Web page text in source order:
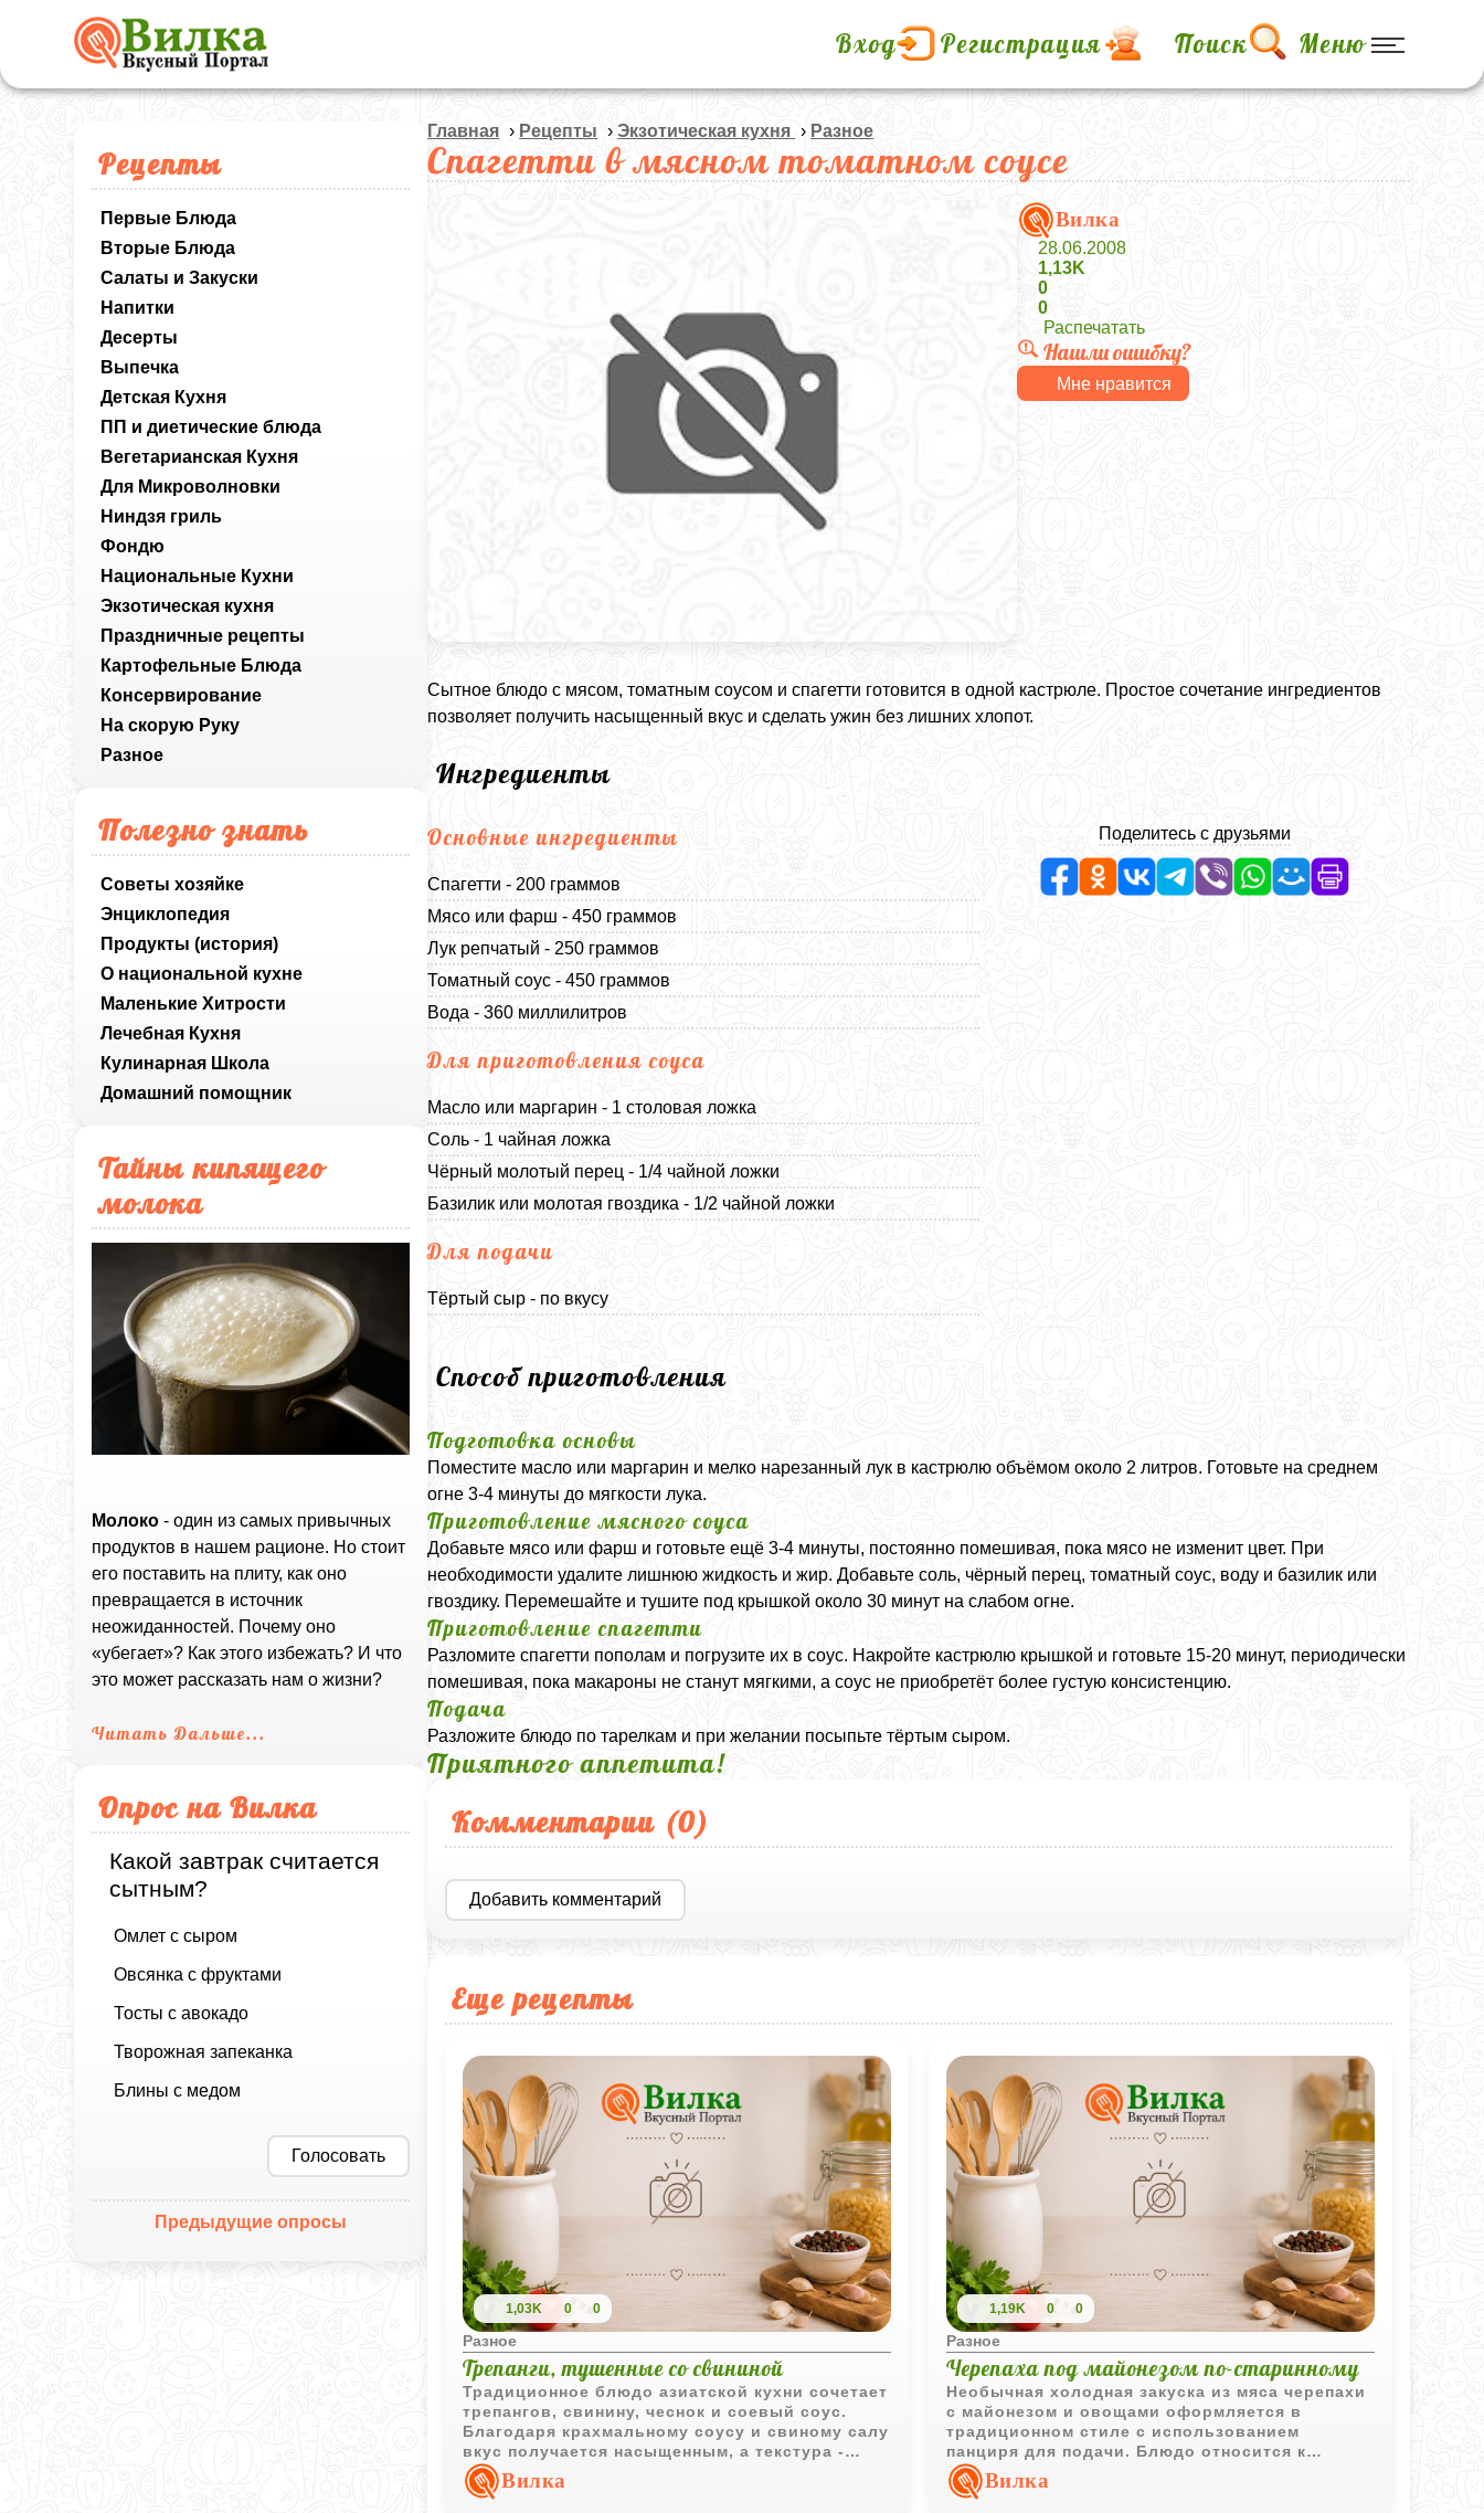
Вход Регистрация Поиск Меню
Рецепты
Первые Блюда
Вторые Блюда
Салаты и Закуски
Напитки
Десерты
Выпечка
Детская Кухня
ПП и диетические блюда
Вегетарианская Кухня
Для Микроволновки
Ниндзя гриль
Фондю
Национальные Кухни
Экзотическая кухня
Праздничные рецепты
Картофельные Блюда
Консервирование
На скорую Руку
Разное
Полезно знать
Советы хозяйке
Энциклопедия
Продукты (история)
О национальной кухне
Маленькие Хитрости
Лечебная Кухня
Кулинарная Школа
Домашний помощник
Тайны кипящего
молока
Молоко - один из самых привычных
продуктов в нашем рационе. Но стоит
его поставить на плиту, как оно
превращается в источник
неожиданностей. Почему оно
«убегает»? Как этого избежать? И что
это может рассказать нам о жизни?
Читать Дальше...
Опрос на Вилка
Какой завтрак считается
сытным?
Омлет с сыром
Овсянка с фруктами
Тосты с авокадо
Творожная запеканка
Блины с медом
Голосовать
Предыдущие опросы
Главная › Рецепты ›Экзотическая кухня › Разное
Спагетти в мясном томатном соусе
Вилка
28.06.2008
1,13K
0
0
Распечатать
Нашли ошибку?
Мне нравится
Сытное блюдо с мясом, томатным соусом и спагетти готовится в одной кастрюле. Простое сочетание ингредиентов
позволяет получить насыщенный вкус и сделать ужин без лишних хлопот.
Ингредиенты
Основные ингредиенты
Спагетти - 200 граммов
Мясо или фарш - 450 граммов
Лук репчатый - 250 граммов
Томатный соус - 450 граммов
Вода - 360 миллилитров
Для приготовления соуса
Масло или маргарин - 1 столовая ложка
Соль - 1 чайная ложка
Чёрный молотый перец - 1/4 чайной ложки
Базилик или молотая гвоздика - 1/2 чайной ложки
Для подачи
Тёртый сыр - по вкусу
Поделитесь с друзьями
Способ приготовления
Подготовка основы
Поместите масло или маргарин и мелко нарезанный лук в кастрюлю объёмом около 2 литров. Готовьте на среднем
огне 3-4 минуты до мягкости лука.
Приготовление мясного соуса
Добавьте мясо или фарш и готовьте ещё 3-4 минуты, постоянно помешивая, пока мясо не изменит цвет. При
необходимости удалите лишнюю жидкость и жир. Добавьте соль, чёрный перец, томатный соус, воду и базилик или
гвоздику. Перемешайте и тушите под крышкой около 30 минут на слабом огне.
Приготовление спагетти
Разломите спагетти пополам и погрузите их в соус. Накройте кастрюлю крышкой и готовьте 15-20 минут, периодически
помешивая, пока макароны не станут мягкими, а соус не приобретёт более густую консистенцию.
Подача
Разложите блюдо по тарелкам и при желании посыпьте тёртым сыром.
Приятного аппетита!
Комментарии (0)
Добавить комментарий
Еще рецепты
1,03K 0 0
Разное
Трепанги, тушенные со свининой
Традиционное блюдо азиатской кухни сочетает
трепангов, свинину, чеснок и соевый соус.
Благодаря крахмальному соусу и свиному салу
вкус получается насыщенным, а текстура -
шелковистой и выразительной.
Вилка
1,19K 0 0
Разное
Черепаха под майонезом по-старинному
Необычная холодная закуска из мяса черепахи
с майонезом и овощами оформляется в
традиционном стиле с использованием
панциря для подачи. Блюдо относится к
редким рецептам исторической кухни.
Вилка